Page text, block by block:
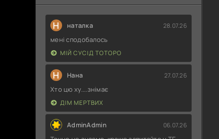
Н наталка 28.07.26
мені сподобалось
МІЙ СУСІД ТОТОРО
Н Нана 27.07.26
Хто цю ху....знімає
ДІМ МЕРТВИХ
AdminAdmin 06.07.26